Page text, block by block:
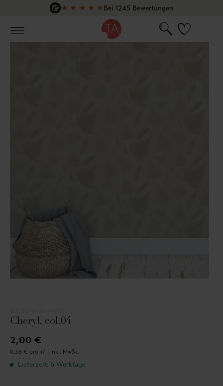
Zum Hauptinhalt springen
★ ★ ★ ★ ★Bei 1245 Bewertungen
Cheryl, col.04
2,00 €
0,38 € pro m² | inkl. MwSt.
Lieferzeit: 6 Werktage